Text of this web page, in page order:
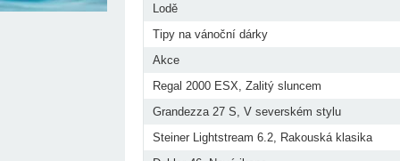
Lodě
Tipy na vánoční dárky
Akce
Regal 2000 ESX, Zalitý sluncem
Grandezza 27 S, V severském stylu
Steiner Lightstream 6.2, Rakouská klasika